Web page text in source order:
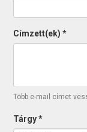
Címzett(ek)*
Több e-mail címet
Tárgy*